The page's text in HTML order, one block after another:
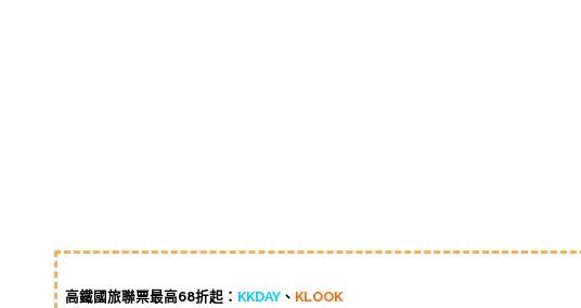
高鐵國旅聯票最高68折起： KKDAY 、 KLOOK